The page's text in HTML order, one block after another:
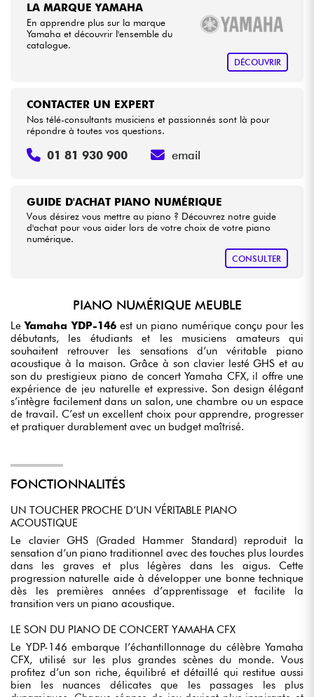
LA MARQUE YAMAHA
En apprendre plus sur la marque
Yamaha et découvrir l'ensemble du
catalogue.
DÉCOUVRIR
GUIDE D'ACHAT PIANO NUMÉRIQUE
Vous désirez vous mettre au piano ? Découvrez notre guide
d'achat pour vous aider lors de votre choix de votre piano
numérique.
CONSULTER
CONTACTER UN EXPERT
Nos télé-consultants musiciens et passionnés sont là pour
répondre à toutes vos questions.
01 81 930 900 email
PIANO NUMÉRIQUE MEUBLE
LeYamaha YDP-146 est un piano numérique conçu pour les
débutants, les étudiants et les musiciens amateurs qui
souhaitent retrouver les sensations d’un véritable piano
acoustique à la maison. Grâce à son clavier lesté GHS et au
son du prestigieux piano de concert Yamaha CFX, il offre une
expérience de jeu naturelle et expressive. Son design élégant
s’intègre facilement dans un salon, une chambre ou un espace
de travail. C’est un excellent choix pour apprendre, progresser
et pratiquer durablement avec un budget maîtrisé.
FONCTIONNALITÉS
UN TOUCHER PROCHE D’UN VÉRITABLE PIANO
ACOUSTIQUE
Le clavier GHS (Graded Hammer Standard) reproduit la
sensation d’un piano traditionnel avec des touches plus lourdes
dans les graves et plus légères dans les aigus. Cette
progression naturelle aide à développer une bonne technique
dès les premières années d’apprentissage et facilite la
transition vers un piano acoustique.
LE SON DU PIANO DE CONCERT YAMAHA CFX
Le YDP-146 embarque l’échantillonnage du célèbre Yamaha
CFX, utilisé sur les plus grandes scènes du monde. Vous
profitez d’un son riche, équilibré et détaillé qui restitue aussi
bien les nuances délicates que les passages les plus